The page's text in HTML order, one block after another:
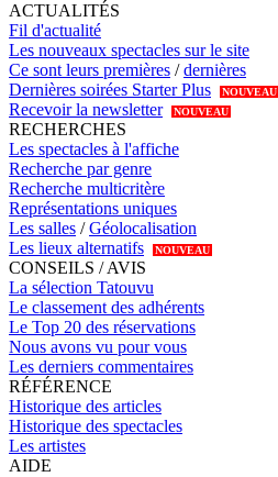
ACTUALITÉS
Fil d'actualité
Les nouveaux spectacles sur le site
Ce sont leurs premières /dernières
Dernières soirées Starter Plus
NOUVEAU
Recevoir la newsletter NOUVEAU
RECHERCHES
Les spectacles à l'affiche
Recherche par genre
Recherche multicritère
Représentations uniques
Les salles /Géolocalisation
Les lieux alternatifs
NOUVEAU
CONSEILS / AVIS
La sélection Tatouvu
Le classement des adhérents
Le Top 20 des réservations
Nous avons vu pour vous
Les derniers commentaires
RÉFÉRENCE
Historique des articles
Historique des spectacles
Les artistes
AIDE